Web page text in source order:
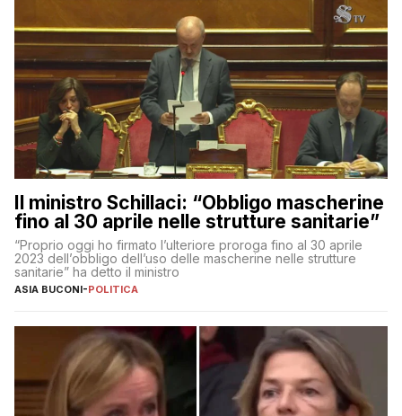
Il ministro Schillaci: “Obbligo mascherine
fino al 30 aprile nelle strutture sanitarie”
“Proprio oggi ho firmato l’ulteriore proroga fino al 30 aprile
2023 dell’obbligo dell’uso delle mascherine nelle strutture
sanitarie” ha detto il ministro
ASIA BUCONI-POLITICA